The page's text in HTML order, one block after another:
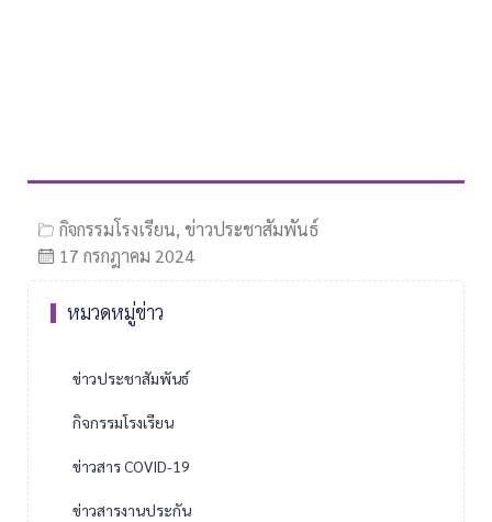
กิจกรรมโรงเรียน, ข่าวประชาสัมพันธ์
17 กรกฎาคม 2024
หมวดหมู่ข่าว
ข่าวประชาสัมพันธ์
กิจกรรมโรงเรียน
ข่าวสาร COVID-19
ข่าวสารงานประกัน